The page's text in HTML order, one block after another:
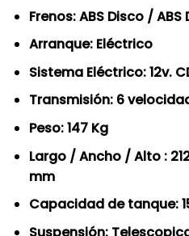
Frenos: ABS Disco / ABS
Arranque: Eléctrico
Sistema Eléctrico: 12v.
Transmisión: 6
Peso: 147 Kg
Largo / Ancho / Alto :
mm
Capacidad de tanque:
Suspensión: